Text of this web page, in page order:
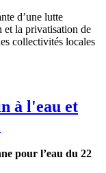
d’une lutte
et la privatisation de
collectivités locales
à l'eau et
pour l’eau du 22